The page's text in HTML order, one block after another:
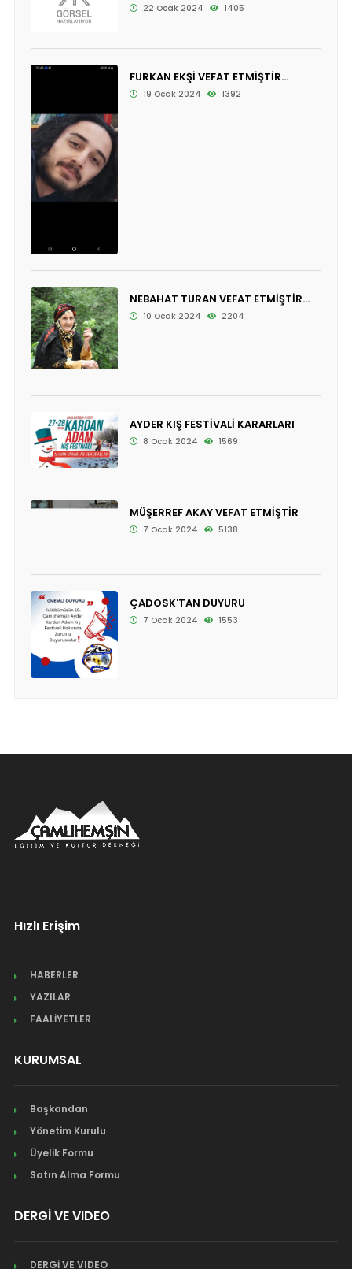
22 Ocak 2024 1405
FURKAN EKŞİ VEFAT ETMİŞTİR...
19 Ocak 2024 1392
NEBAHAT TURAN VEFAT ETMİŞTİR...
10 Ocak 2024 2204
AYDER KIŞ FESTİVALİ KARARLARI
8 Ocak 2024 1569
MÜŞERREF AKAY VEFAT ETMİŞTİR
7 Ocak 2024 5138
ÇADOSK'TAN DUYURU
7 Ocak 2024 1553
Hızlı Erişim
HABERLER
YAZILAR
FAALİYETLER
KURUMSAL
Başkandan
Yönetim Kurulu
Üyelik Formu
Satın Alma Formu
DERGİ VE VIDEO
DERGİ VE VIDEO